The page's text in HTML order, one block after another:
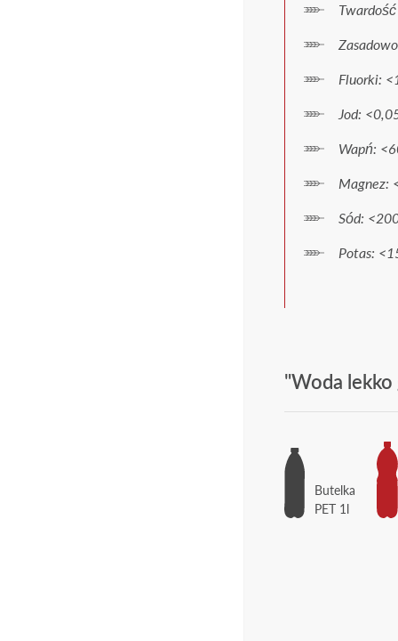
Fluorki:
Jod:
Wapń:
Magnez:
Sód:
Potas:
"Woda
Butelka
PET 1l